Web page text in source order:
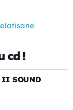
cd !
II SOUND